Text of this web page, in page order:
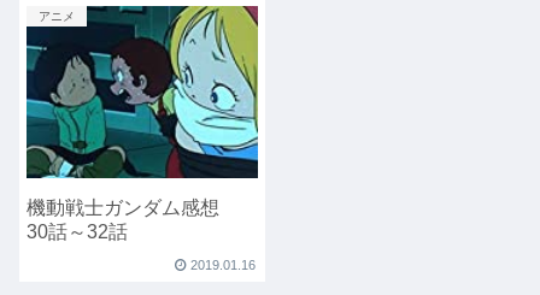
アニメ
機動戦士ガンダム感想
30話～32話
2019.01.16